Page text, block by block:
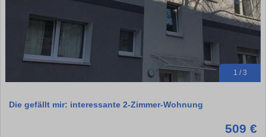
1 / 3
Die gefällt mir: interessante 2-Zimmer-Wohnung
509 €